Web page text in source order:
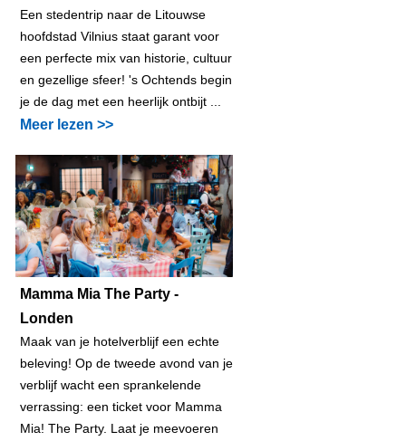
Een stedentrip naar de Litouwse
hoofdstad Vilnius staat garant voor
een perfecte mix van historie, cultuur
en gezellige sfeer! 's Ochtends begin
je de dag met een heerlijk ontbijt ...
Meer lezen >>
Mamma Mia The Party -
Londen
Maak van je hotelverblijf een echte
beleving! Op de tweede avond van je
verblijf wacht een sprankelende
verrassing: een ticket voor Mamma
Mia! The Party. Laat je meevoeren